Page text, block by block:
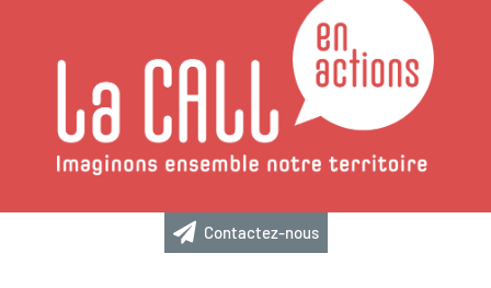
Contactez-nous